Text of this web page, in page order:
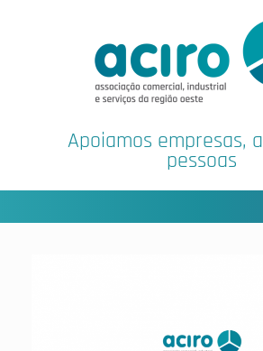
Apoiamos empresas,
pessoas